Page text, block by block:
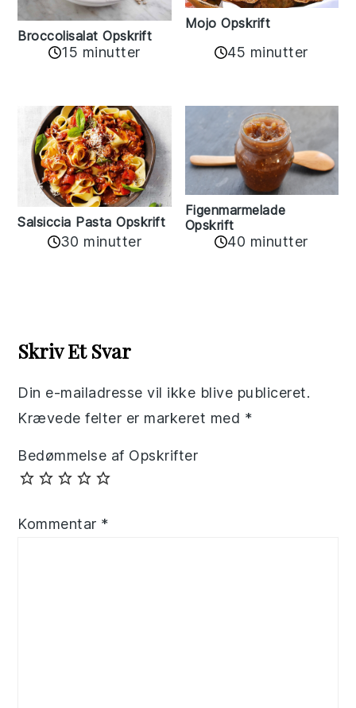
Broccolisalat Opskrift
15 minutter
Mojo Opskrift
45 minutter
Salsiccia Pasta Opskrift
30 minutter
Figenmarmelade
Opskrift
40 minutter
Interactions
Skriv Et Svar
Din e-mailadresse vil ikke blive publiceret.
Krævede felter er markeret med *
Bedømmelse af Opskrifter
Kommentar *